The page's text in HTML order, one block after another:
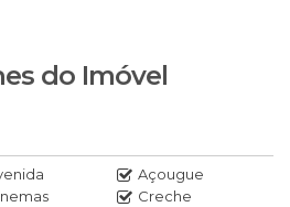
novo Fórum
do Imóvel
Açougue
Creche